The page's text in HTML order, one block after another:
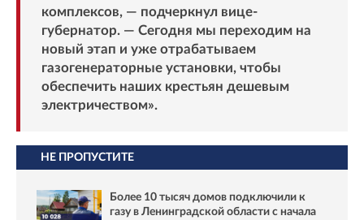
комплексов, — подчеркнул вице-
губернатор. — Сегодня мы переходим на
новый этап и уже отрабатываем
газогенераторные установки, чтобы
обеспечить наших крестьян дешевым
электричеством».
НЕ ПРОПУСТИТЕ
Более 10 тысяч домов подключили к
газу в Ленинградской области с начала